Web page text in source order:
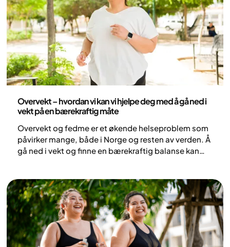
Overvekt – hvordan vi kan vi hjelpe deg med å gå ned i
vekt på en bærekraftig måte
Overvekt og fedme er et økende helseproblem som
påvirker mange, både i Norge og resten av verden. Å
gå ned i vekt og finne en bærekraftig balanse kan
denne artikkelen får du vite hvorfor overvekt
oppstår, hvilke livsstilsendringer som hjelper og
hvordan du kan måle fremgangen din mot en
sunnere vekt.